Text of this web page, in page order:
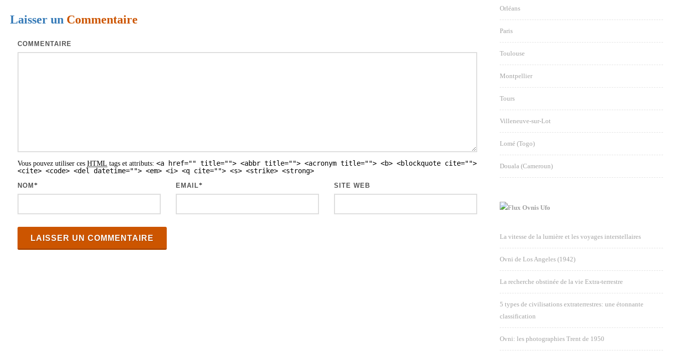
a
Laisser un Commentaire
COMMENTAIRE
Vous pouvez utiliser ces HTML tags et attributs: <a href="" title=""> <abbr title=""> <acronym title=""> <b> <blockquote cite="">
<cite> <code> <del datetime=""> <em> <i> <q cite=""> <s> <strike> <strong>
NOM * EMAIL* SITE WEB
Orléans
Paris
Toulouse
Montpellier
Tours
Villeneuve-sur-Lot
Lomé (Togo)
Douala (Cameroun)
Ovnis Ufo
La vitesse de la lumière et les voyages interstellaires
Ovni de Los Angeles (1942)
La recherche obstinée de la vie Extra-terrestre
5 types de civilisations extraterrestres: une étonnante
classification
Ovni: les photographies Trent de 1950